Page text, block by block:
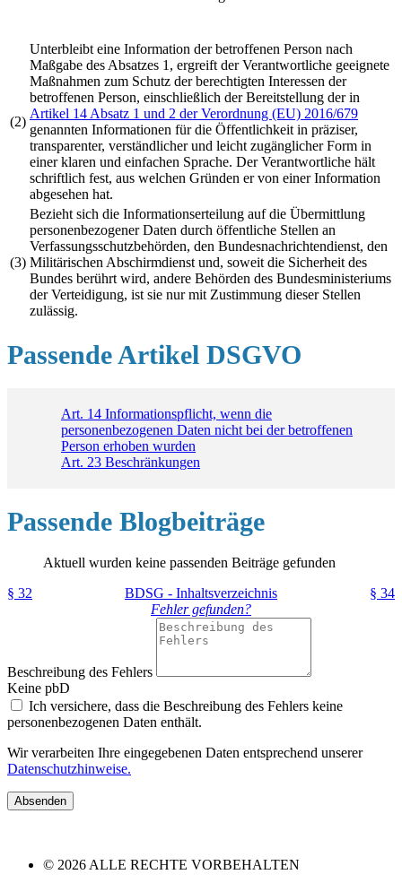
(2)
Unterbleibt eine Information der betroffenen Person nach
Maßgabe des Absatzes 1, ergreift der Verantwortliche geeignete
Maßnahmen zum Schutz der berechtigten Interessen der
betroffenen Person, einschließlich der Bereitstellung der in
Artikel 14 Absatz 1 und 2 der Verordnung (EU) 2016/679
genannten Informationen für die Öffentlichkeit in präziser,
transparenter, verständlicher und leicht zugänglicher Form in
einer klaren und einfachen Sprache. Der Verantwortliche hält
schriftlich fest, aus welchen Gründen er von einer Information
abgesehen hat.
(3)
Bezieht sich die Informationserteilung auf die Übermittlung
personenbezogener Daten durch öffentliche Stellen an
Verfassungsschutzbehörden, den Bundesnachrichtendienst, den
Militärischen Abschirmdienst und, soweit die Sicherheit des
Bundes berührt wird, andere Behörden des Bundesministeriums
der Verteidigung, ist sie nur mit Zustimmung dieser Stellen
zulässig.
Passende Artikel DSGVO
Art. 14 Informationspflicht, wenn die
personenbezogenen Daten nicht bei der betroffenen
Person erhoben wurden
Art. 23 Beschränkungen
Passende Blogbeiträge
Aktuell wurden keine passenden Beiträge gefunden
§ 32
BDSG - Inhaltsverzeichnis
§ 34
Fehler gefunden?
Beschreibung des Fehlers
Keine pbD
Ich versichere, dass die Beschreibung des Fehlers keine
personenbezogenen Daten enthält.
Wir verarbeiten Ihre eingegebenen Daten entsprechend unserer
Datenschutzhinweise.
Absenden
© 2026 ALLE RECHTE VORBEHALTEN